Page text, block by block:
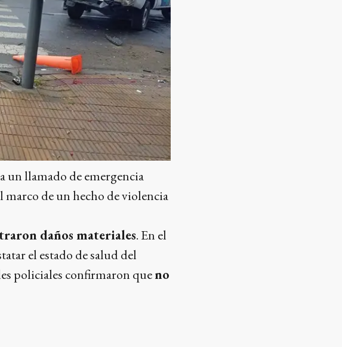
un llamado de emergencia
de un hecho de violencia
daños materiales. En el
el estado de salud del
policiales confirmaron queno